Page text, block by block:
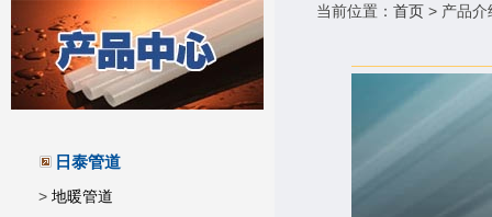
日泰管道
>地暖管道
当前位置： 首页 > 产品介